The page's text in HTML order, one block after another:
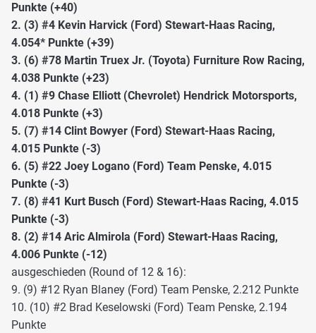
Punkte (+40)
2. (3) #4 Kevin Harvick (Ford) Stewart-Haas Racing,
4.054* Punkte (+39)
3. (6) #78 Martin Truex Jr. (Toyota) Furniture Row Racing,
4.038 Punkte (+23)
4. (1) #9 Chase Elliott (Chevrolet) Hendrick Motorsports,
4.018 Punkte (+3)
5. (7) #14 Clint Bowyer (Ford) Stewart-Haas Racing,
4.015 Punkte (-3)
6. (5) #22 Joey Logano (Ford) Team Penske, 4.015
Punkte (-3)
7. (8) #41 Kurt Busch (Ford) Stewart-Haas Racing, 4.015
Punkte (-3)
8. (2) #14 Aric Almirola (Ford) Stewart-Haas Racing,
4.006 Punkte (-12)
ausgeschieden (Round of 12 & 16):
9. (9) #12 Ryan Blaney (Ford) Team Penske, 2.212 Punkte
10. (10) #2 Brad Keselowski (Ford) Team Penske, 2.194
Punkte